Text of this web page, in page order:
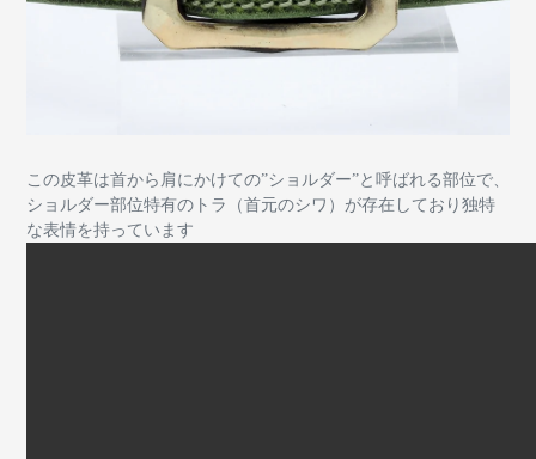
この皮革は首から肩にかけての”ショルダー”と呼ばれる部位で、
ショルダー部位特有のトラ（首元のシワ）が存在しており独特
な表情を持っています